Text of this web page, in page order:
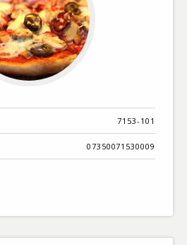
7153-101
07350071530009